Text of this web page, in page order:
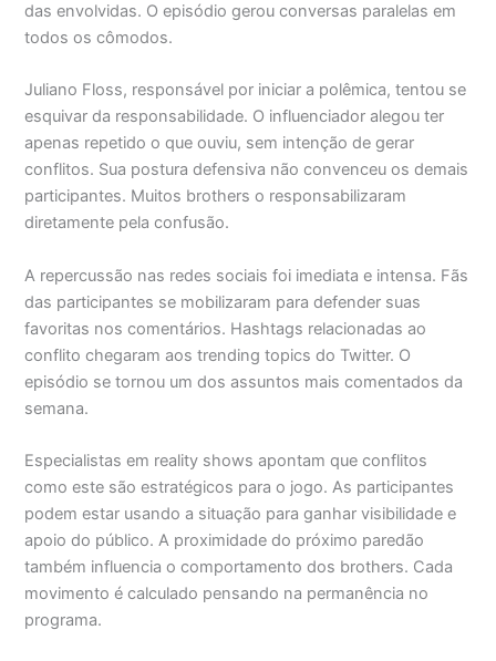
das envolvidas. O episódio gerou conversas paralelas em
todos os cômodos.
Juliano Floss, responsável por iniciar a polêmica, tentou se
esquivar da responsabilidade. O influenciador alegou ter
apenas repetido o que ouviu, sem intenção de gerar
conflitos. Sua postura defensiva não convenceu os demais
participantes. Muitos brothers o responsabilizaram
diretamente pela confusão.
A repercussão nas redes sociais foi imediata e intensa. Fãs
das participantes se mobilizaram para defender suas
favoritas nos comentários. Hashtags relacionadas ao
conflito chegaram aos trending topics do Twitter. O
episódio se tornou um dos assuntos mais comentados da
semana.
Especialistas em reality shows apontam que conflitos
como este são estratégicos para o jogo. As participantes
podem estar usando a situação para ganhar visibilidade e
apoio do público. A proximidade do próximo paredão
também influencia o comportamento dos brothers. Cada
movimento é calculado pensando na permanência no
programa.